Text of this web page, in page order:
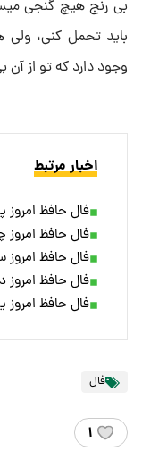
بی رنج هیچ گنجی
باید تحمل کنی، ولی
وجود دارد که تو از
اخبار مرتبط
فال حافظ امروز پنج شنبه
فال حافظ امروز چهارشنبه
فال حافظ امروز سه شنبه ۳
فال حافظ امروز
فال حافظ امروز
فال
۱